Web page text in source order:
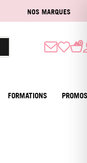
NOS MARQUES
0
FORMATIONS PROMOS